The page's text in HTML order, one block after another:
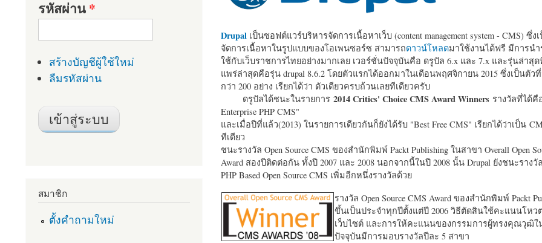
Drupalเป็นซอฟต์แวร์บริหารจัดการเนื้อหาเว็บ (content management system - CMS) ซึ่ง
จัดการเนื้อหาในรูปแบบของโอเพนซอร์ซ สามารถดาวน์โหลดมาใช้งานได้ฟรี มีการน
ใช้กับเว็บราชการไทยอย่างมากเลย เวอร์ชั่นปัจจุบันคือ ดรูปัล 6.x และ 7.x และรุ่นล่าสุด
แพร่ล่าสุดคือรุ่น drupal 8.6.2 โดยตัวแรกได้ออกมาในเดือนพฤศจิกายน 2015 ซึ่งเป็นตั
กว่า 200 อย่าง เรียกได้ว่า ตัวเดียวครบถ้วนเลยทีเดียวครับ
ดรูปัลได้ชนะในรายการ 2014 Critics' Choice CMS Award Winners รางวัลที่ได้คื
Enterprise PHP CMS"
และเมื่อปีที่แล้ว(2013) ในรายการเดียวกันก็ยังได้รับ "Best Free CMS" เรียกได้ว่าเป็น
ทีเดียว
ชนะรางวัล Open Source CMS ของสำนักพิมพ์ Packt Publishing ในสาขา Overall Open
Award สองปีติดต่อกัน ทั้งปี 2007 และ 2008 นอกจากนี้ในปี 2008 นั้น Drupal ยังชนะรางวั
PHP Based Open Source CMS เพิ่มอีกหนึ่งรางวัลด้วย
รางวัล Open Source CMS Award ของสำนักพิมพ์ Packt
ขึ้นเป็นประจำทุกปีตั้งแต่ปี 2006 วิธีตัดสินใช้คะแนนโหว
เว็บไซต์ และการให้คะแนนของกรรมการผู้ทรงคุณวุฒิใ
ปัจจุบันมีการมอบรางวัลปีละ 5 สาขา
รหัสผ่าน*
สร้างบัญชีผู้ใช้ใหม่
ลืมรหัสผ่าน
สมาชิก
ตั้งคำถามใหม่